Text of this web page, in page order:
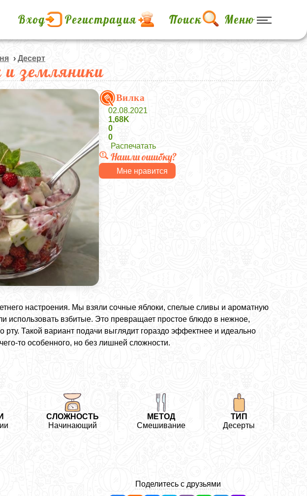
Вход Регистрация Поиск Меню
›Десерт
и земляники
Вилка
02.08.2021
1,68K
0
0
Распечатать
Нашли ошибку?
Мне нравится
настроения. Мы взяли сочные яблоки, спелые сливы и ароматную
использовать взбитые. Это превращает простое блюдо в нежное,
рту. Такой вариант подачи выглядит гораздо эффектнее и идеально
то особенного, но без лишней сложности.
СЛОЖНОСТЬ
Начинающий
МЕТОД
Смешивание
ТИП
Десерты
Поделитесь с друзьями